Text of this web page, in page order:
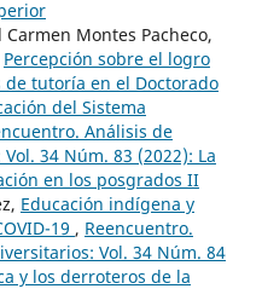
Montes Pacheco,
Percepción sobre el logro
tutoría en el Doctorado
del Sistema
Análisis de
34 Núm. 83 (2022): La
en los posgrados II
Educación indígena y
19 , Reencuentro.
Vol. 34 Núm. 84
y los derroteros de la